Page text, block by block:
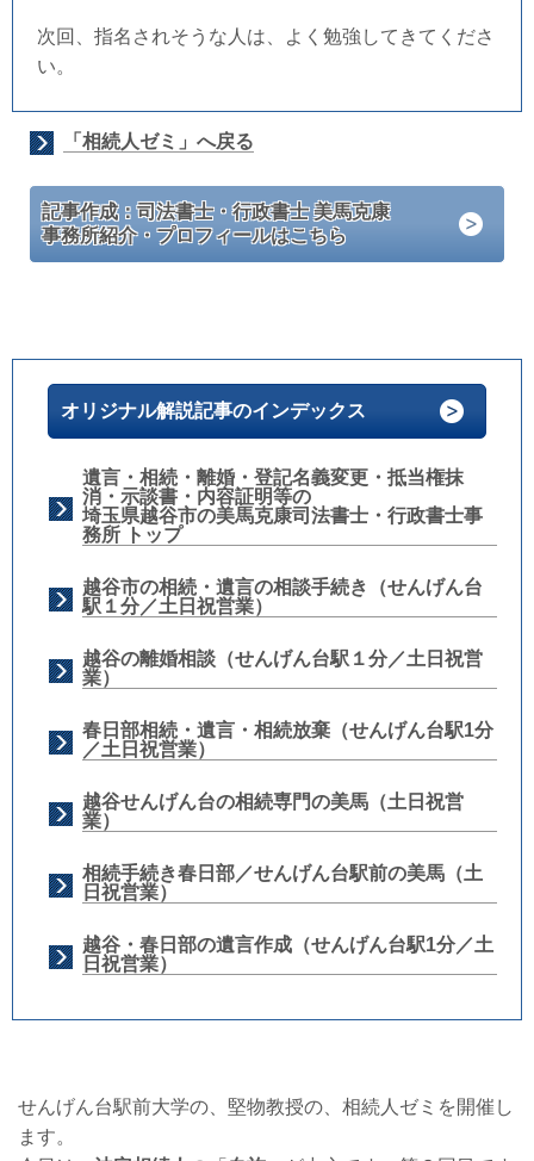
次回、指名されそうな人は、よく勉強してきてくださ
い。
「相続人ゼミ」へ戻る
記事作成：司法書士・行政書士 美馬克康
事務所紹介・プロフィールはこちら
オリジナル解説記事のインデックス
遺言・相続・離婚・登記名義変更・抵当権抹
消・示談書・内容証明等の
埼玉県越谷市の美馬克康司法書士・行政書士事
務所 トップ
越谷市の相続・遺言の相談手続き（せんげん台
駅１分／土日祝営業）
越谷の離婚相談（せんげん台駅１分／土日祝営
業）
春日部相続・遺言・相続放棄（せんげん台駅1分
／土日祝営業）
越谷せんげん台の相続専門の美馬（土日祝営
業）
相続手続き春日部／せんげん台駅前の美馬（土
日祝営業）
越谷・春日部の遺言作成（せんげん台駅1分／土
日祝営業）
せんげん台駅前大学の、堅物教授の、相続人ゼミを開催し
ます。